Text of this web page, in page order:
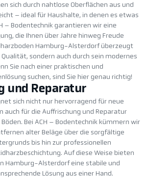
sich durch nahtlose Oberflächen aus und
– ideal für Haushalte, in denen es etwas
– Bodentechnik garantieren wir eine
die Ihnen über Jahre hinweg Freude
Hamburg-Alsterdorf überzeugt
sondern auch durch sein modernes
Sie nach einer praktischen und
suchen, sind Sie hier genau richtig!
und Reparatur
sich nicht nur hervorragend für neue
auch für die Auffrischung und Reparatur
Bei ACH – Bodentechnik kümmern wir
alter Beläge über die sorgfältige
bis hin zur professionellen
Auf diese Weise bieten
Hamburg-Alsterdorf eine stabile und
Lösung aus einer Hand.